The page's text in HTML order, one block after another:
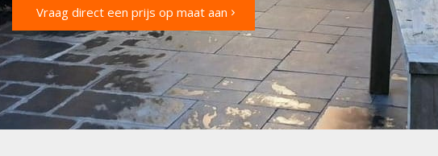
Vraag direct een prijs op maat aan